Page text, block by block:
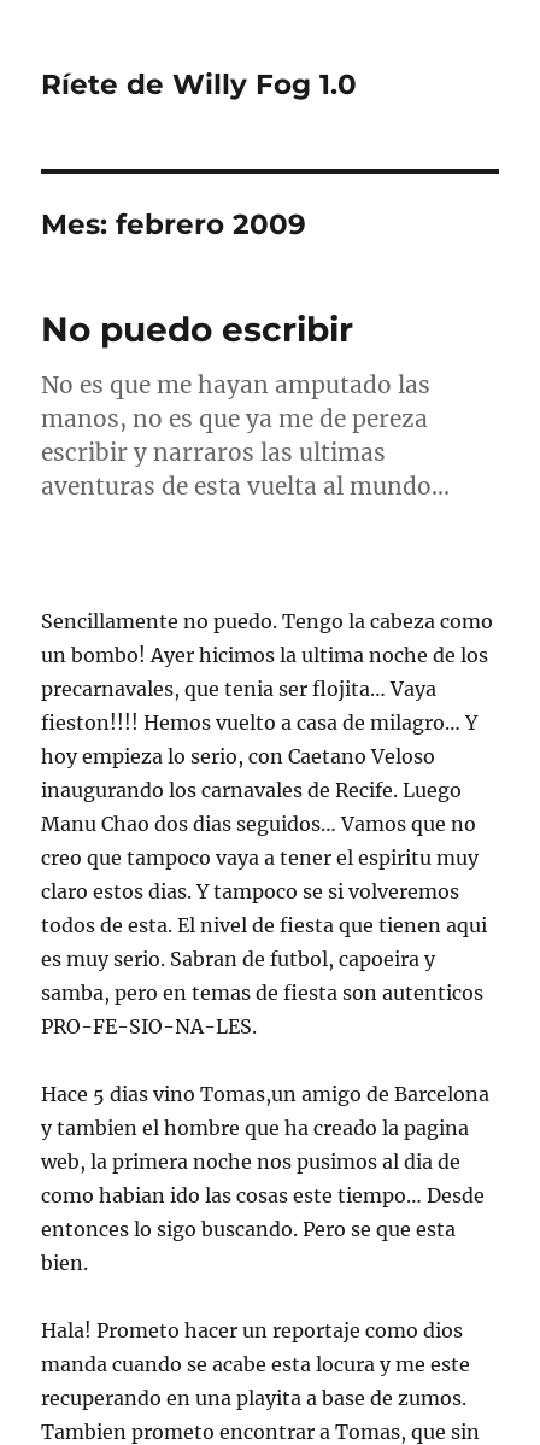
Ríete de Willy Fog 1.0
Mes:febrero 2009
No puedo escribir
No es que me hayan amputado las
manos, no es que ya me de pereza
escribir y narraros las ultimas
aventuras de esta vuelta al mundo…
Sencillamente no puedo. Tengo la cabeza como
un bombo! Ayer hicimos la ultima noche de los
precarnavales, que tenia ser flojita… Vaya
fieston!!!! Hemos vuelto a casa de milagro… Y
hoy empieza lo serio, con Caetano Veloso
inaugurando los carnavales de Recife. Luego
Manu Chao dos dias seguidos… Vamos que no
creo que tampoco vaya a tener el espiritu muy
claro estos dias. Y tampoco se si volveremos
todos de esta. El nivel de fiesta que tienen aqui
es muy serio. Sabran de futbol, capoeira y
samba, pero en temas de fiesta son autenticos
PRO-FE-SIO-NA-LES.
Hace 5 dias vino Tomas,un amigo de Barcelona
y tambien el hombre que ha creado la pagina
web, la primera noche nos pusimos al dia de
como habian ido las cosas este tiempo… Desde
entonces lo sigo buscando. Pero se que esta
bien.
Hala! Prometo hacer un reportaje como dios
manda cuando se acabe esta locura y me este
recuperando en una playita a base de zumos.
Tambien prometo encontrar a Tomas, que sin